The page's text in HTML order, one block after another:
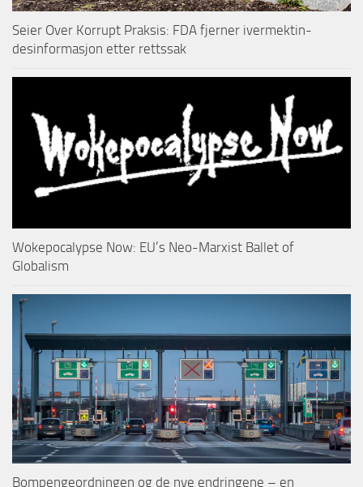
Seier Over Korrupt Praksis: FDA fjerner ivermektin-
desinformasjon etter rettssak
Wokepocalypse Now: EU’s Neo-Marxist Ballet of
Globalism
Bompengeordningen og de nye endringene – en